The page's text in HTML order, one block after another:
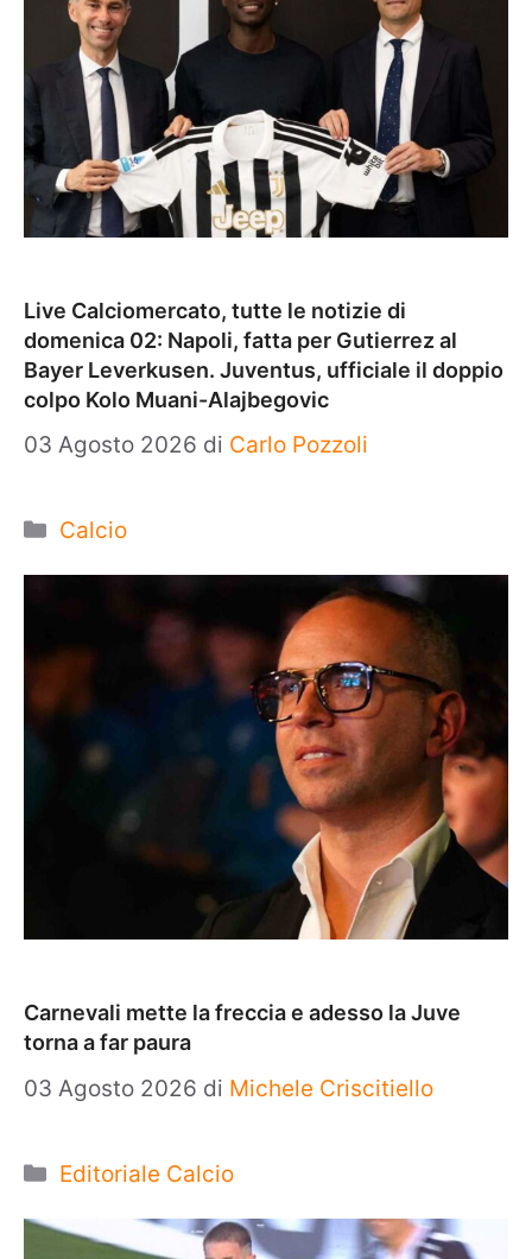
Live Calciomercato, tutte le notizie di
domenica 02: Napoli, fatta per Gutierrez al
Bayer Leverkusen. Juventus, ufficiale il doppio
colpo Kolo Muani-Alajbegovic
03 Agosto 2026 di Carlo Pozzoli
Categorie
Calcio
Carnevali mette la freccia e adesso la Juve
torna a far paura
03 Agosto 2026 di Michele Criscitiello
Categorie
Editoriale Calcio